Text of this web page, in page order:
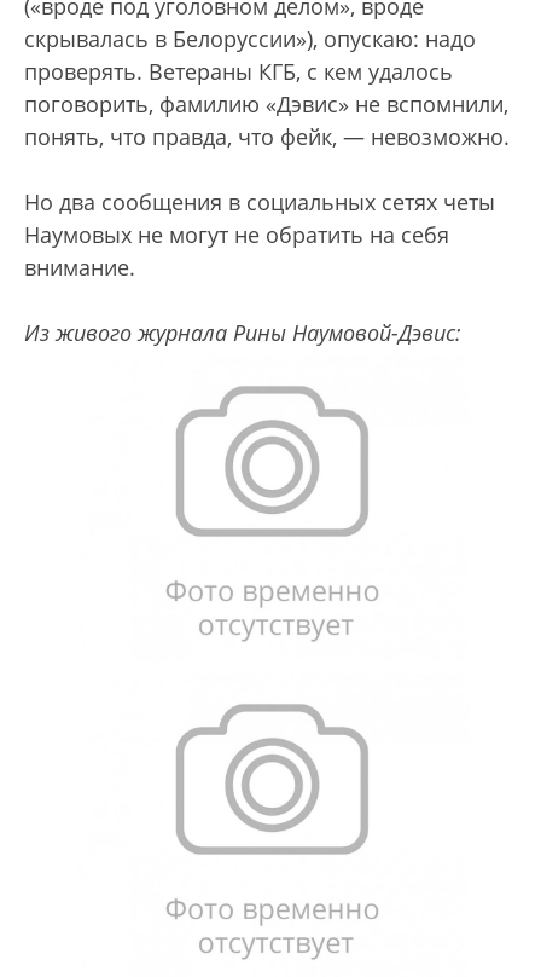
скрывалась в Белоруссии»), опускаю: надо
проверять. Ветераны КГБ, с кем удалось
поговорить, фамилию «Дэвис» не вспомнили,
понять, что правда, что фейк, — невозможно.
Но два сообщения в социальных сетях четы
Наумовых не могут не обратить на себя
внимание.
Из живого журнала Рины Наумовой-Дэвис: